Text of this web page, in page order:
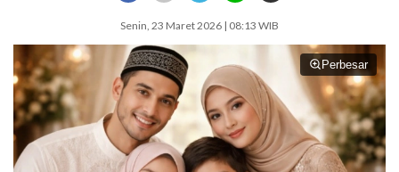
Senin, 23 Maret 2026 | 08:13 WIB
Perbesar